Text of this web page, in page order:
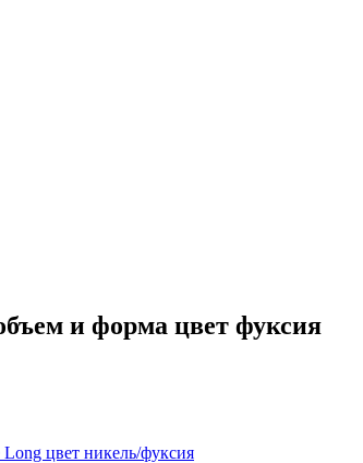
и форма цвет фуксия
цвет никель/фуксия